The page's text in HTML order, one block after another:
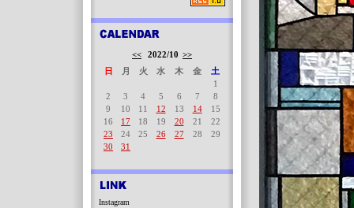
<< 2022/10 >>
日
月 火 水 木 金
土
1
2
3 4 5 6 7
8
9
10 11 12 13 14
15
16
17 18 19 20 21
22
23
24 25 26 27 28
29
30
31
Instagram